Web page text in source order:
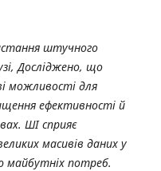
штучного
Досліджено, що
можливості для
ефективності й
ШІ сприяє
масивів даних у
майбутніх потреб.